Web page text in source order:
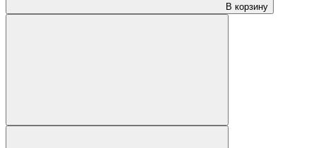
В корзину